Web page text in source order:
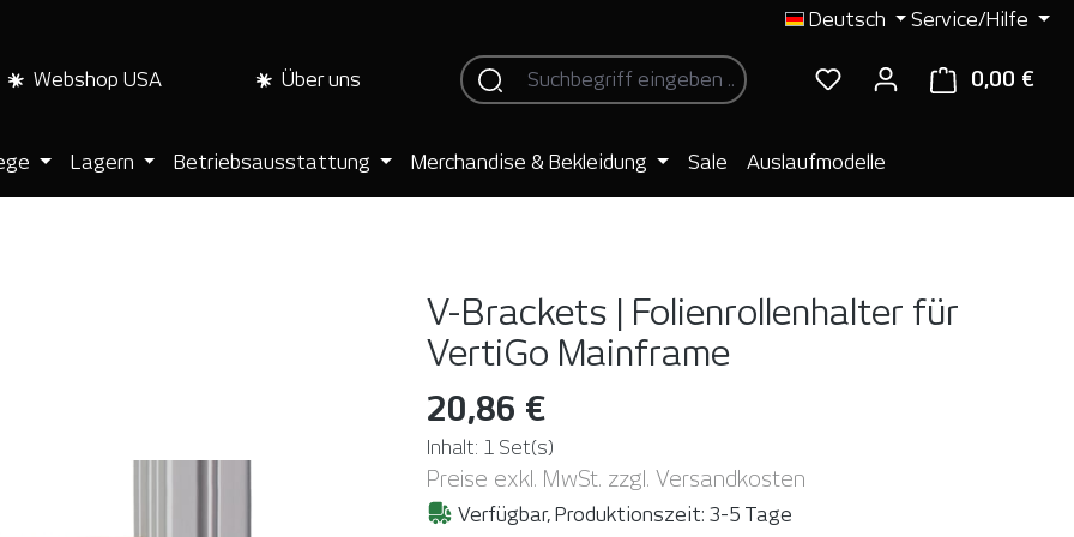
Deutsch Service/Hilfe
Webshop USA Über uns 0,00 €
Lagern Betriebsausstattung Merchandise & Bekleidung Sale Auslaufmodelle
V-Brackets | Folienrollenhalter für
VertiGo Mainframe
20,86 €
Inhalt: 1 Set(s)
Preise exkl. MwSt. zzgl. Versandkosten
Verfügbar, Produktionszeit: 3-5 Tage